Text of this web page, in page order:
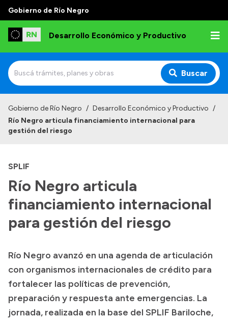
Gobierno de Río Negro
Desarrollo Económico y Productivo
Buscar
Institucional
Autoridades
Delegaciones
Normativa
Presupuesto
Boletín Oficial
Compras y licitaciones
Consulta de expedientes
Gobierno de Río Negro / Desarrollo Económico y Productivo /
Río Negro articula financiamiento internacional para
gestión del riesgo
SPLIF
Río Negro articula
financiamiento internacional
para gestión del riesgo
Río Negro avanzó en una agenda de articulación
con organismos internacionales de crédito para
fortalecer las políticas de prevención,
preparación y respuesta ante emergencias. La
jornada, realizada en la base del SPLIF Bariloche,